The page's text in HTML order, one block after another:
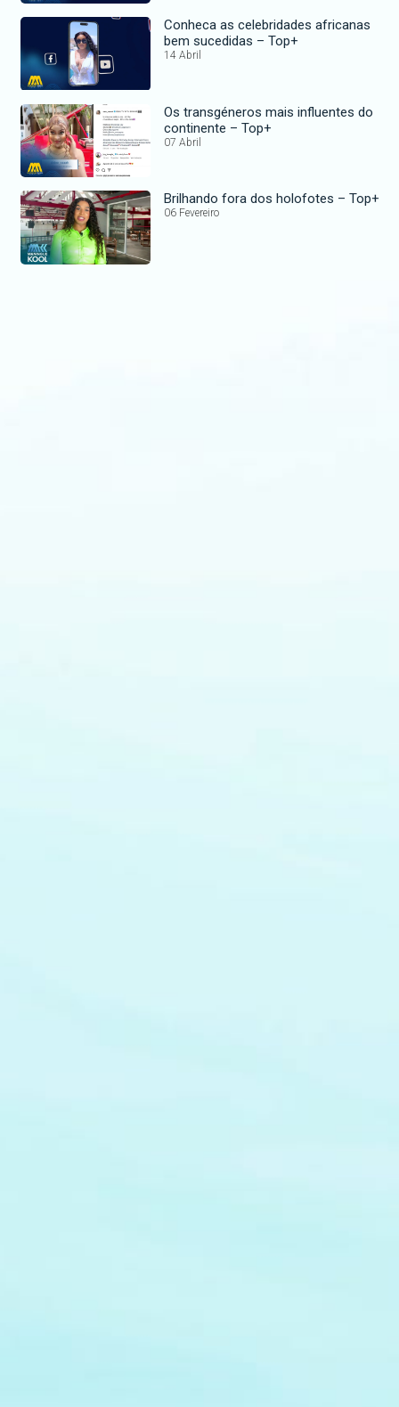
Conheca as celebridades africanas
bem sucedidas – Top+
14 Abril
Os transgéneros mais influentes do
continente – Top+
07 Abril
Brilhando fora dos holofotes – Top+
06 Fevereiro